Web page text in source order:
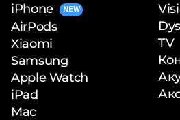
iPhone NEW
AirPods
Xiaomi
Samsung
Apple Watch
iPad
Mac
TV